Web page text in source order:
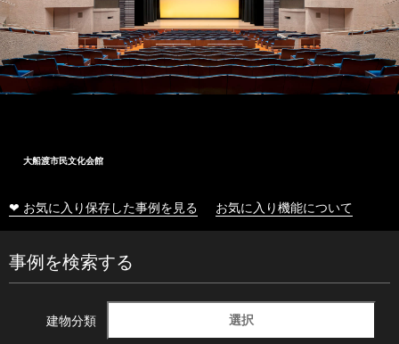
大船渡市民文化会館
❤ お気に入り保存した事例を見る お気に入り機能について
事例を検索する
建物分類 選択